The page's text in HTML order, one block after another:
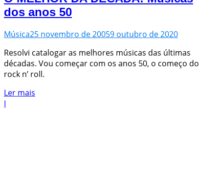
dos anos 50
Música25 novembro de 20059 outubro de 2020
Resolvi catalogar as melhores músicas das últimas
décadas. Vou começar com os anos 50, o começo do
rock n’ roll.
Ler mais
I